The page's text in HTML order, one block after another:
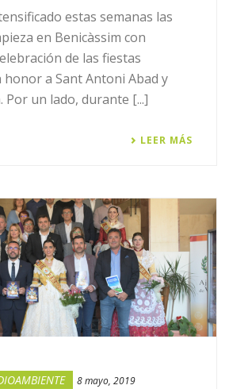
estas semanas las
en Benicàssim con
de las fiestas
a Sant Antoni Abad y
Por un lado, durante [...]
LEER MÁS
8 mayo, 2019